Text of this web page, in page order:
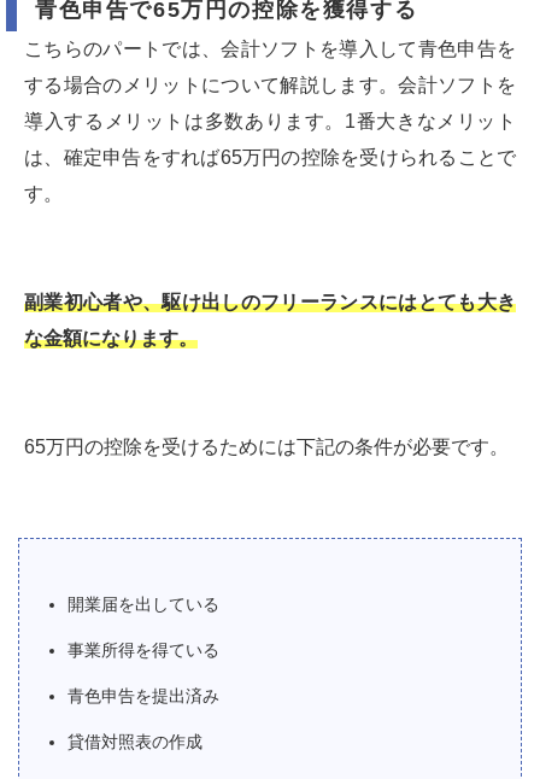
青色申告で65万円の控除を獲得する
こちらのパートでは、会計ソフトを導入して青色申告を
する場合のメリットについて解説します。会計ソフトを
導入するメリットは多数あります。1番大きなメリット
は、確定申告をすれば65万円の控除を受けられることで
す。
副業初心者や、駆け出しのフリーランスにはとても大き
な金額になります。
65万円の控除を受けるためには下記の条件が必要です。
開業届を出している
事業所得を得ている
青色申告を提出済み
貸借対照表の作成